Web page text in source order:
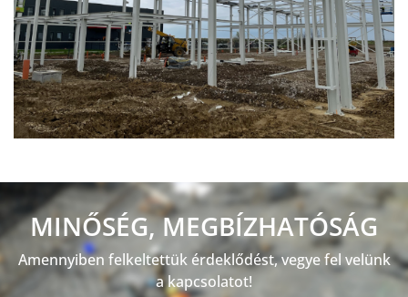
MINŐSÉG, MEGBÍZHATÓSÁG
Amennyiben felkeltettük érdeklődést, vegye fel velünk
a kapcsolatot!